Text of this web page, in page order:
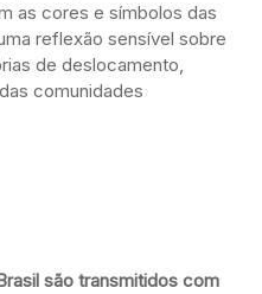
as cores e símbolos das
reflexão sensível sobre
de deslocamento,
comunidades
são transmitidos com